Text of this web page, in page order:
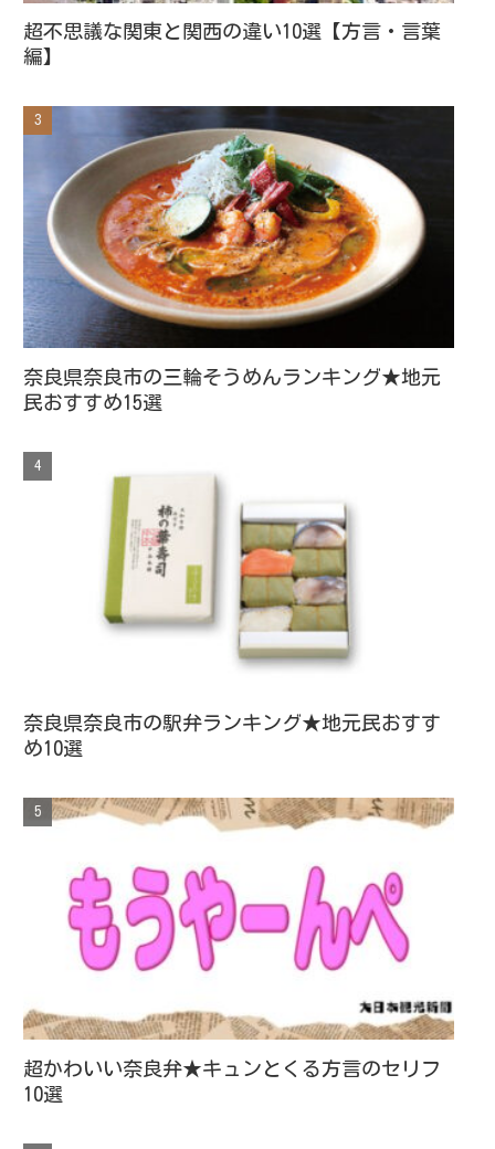
超不思議な関東と関西の違い10選【方言・言葉
編】
奈良県奈良市の三輪そうめんランキング★地元
民おすすめ15選
奈良県奈良市の駅弁ランキング★地元民おすす
め10選
超かわいい奈良弁★キュンとくる方言のセリフ
10選